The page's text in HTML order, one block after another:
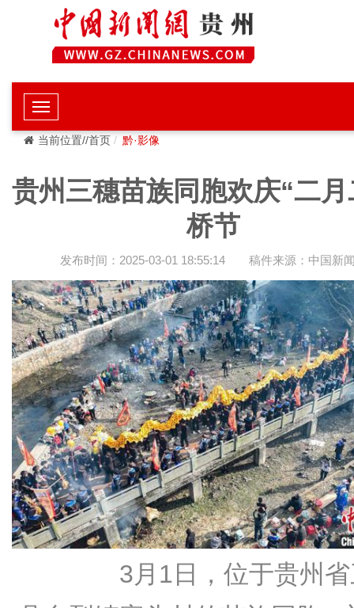
当前位置//首页 黔·影像
贵州三穗苗族同胞欢庆“二月
桥节
发布时间：2025-03-01 18:55:14 稿件来源：中国新
3月1日，位于贵州省